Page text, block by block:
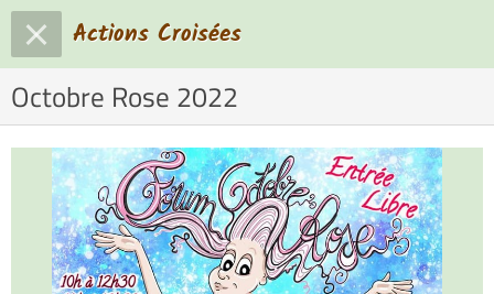
Actions Croisées
Octobre Rose 2022